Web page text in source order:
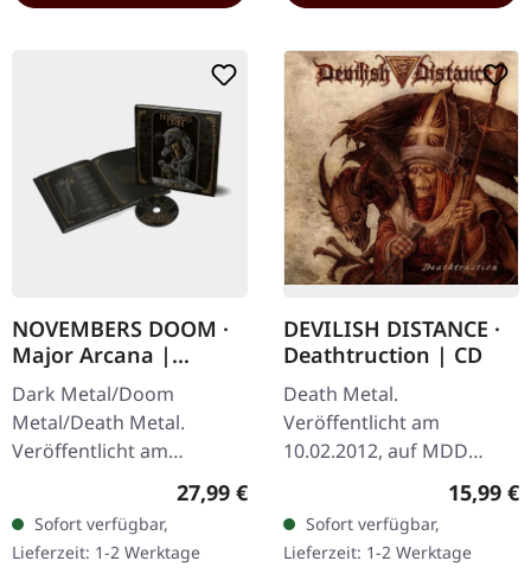
NOVEMBERS DOOM ·
Major Arcana |
ARTBOOK CD
Dark Metal/Doom
Metal/Death Metal.
Veröffentlicht am
19.09.2025, auf Prophecy
Productions. CD im
Hardcover-Book (Format
18x18cm) mit 36 Seiten.…
Regulärer Preis:
27,99 €
Sofort verfügbar,
Lieferzeit: 1-2 Werktage
DEVILISH DISTANCE ·
Deathtruction | CD
Death Metal.
Veröffentlicht am
10.02.2012, auf MDD
Records. CD im Jewelcase.
Die polnische Death
Metal-Formation Devilish
Distance entfesselt mit…
15,99 €
Sofort verfügbar,
Lieferzeit: 1-2 Werktage